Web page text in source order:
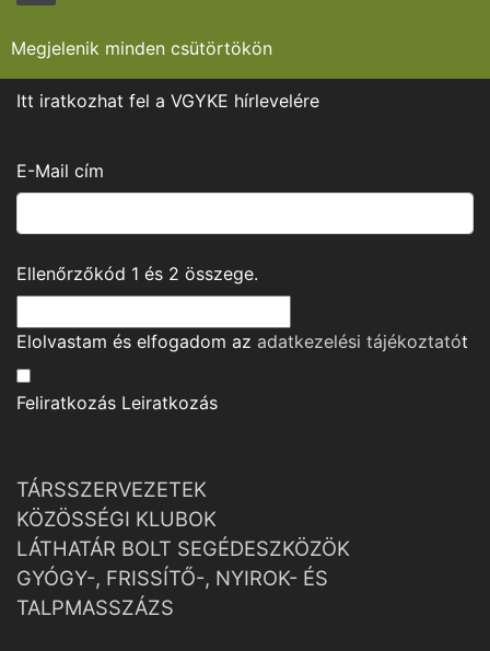
Megjelenik minden csütörtökön
Itt iratkozhat fel a VGYKE hírlevelére
E-Mail cím
Ellenőrzőkód 1 és 2 összege.
Elolvastam és elfogadom az adatkezelési tájékoztatót
Feliratkozás Leiratkozás
TÁRSSZERVEZETEK
KÖZÖSSÉGI KLUBOK
LÁTHATÁR BOLT SEGÉDESZKÖZÖK
GYÓGY-, FRISSÍTŐ-, NYIROK- ÉS
TALPMASSZÁZS